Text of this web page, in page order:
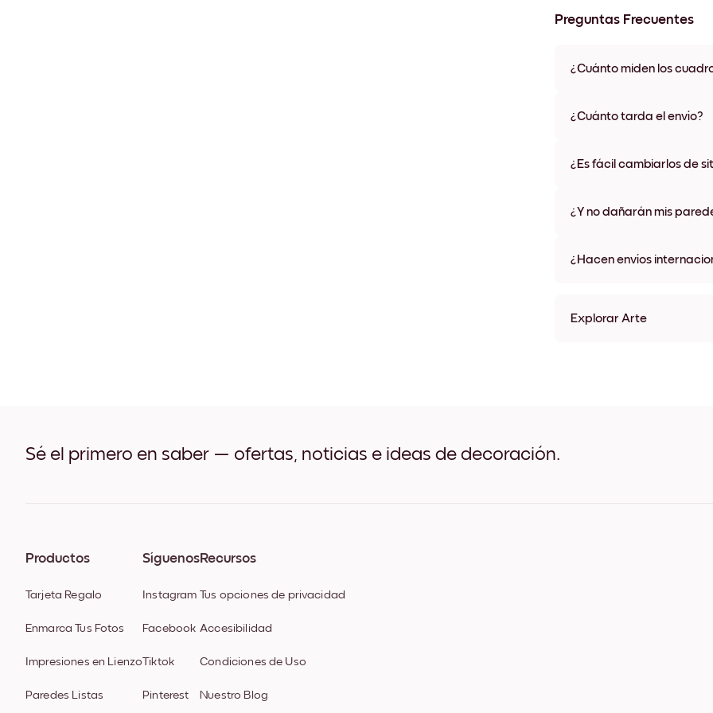
Preguntas Frecuentes
¿Cuánto miden los
materiales y colores de
¿Cuánto tarda el envío?
algunos países. Te
¿Es fácil cambiarlos de
¿Y no dañarán mis
¿Hacen envíos
Explorar Arte
Sé el primero en saber — ofertas, noticias e ideas de decoración.
Productos
Tarjeta Regalo
Enmarca Tus Fotos
Impresiones en Lienzo
Paredes Listas
Síguenos
Instagram
Facebook
Tiktok
Pinterest
Recursos
Tus opciones de privacidad
Accesibilidad
Condiciones de Uso
Nuestro Blog